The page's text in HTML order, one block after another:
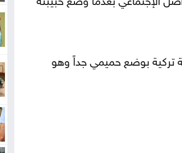
تركية بوضع حميمي جداً وهو